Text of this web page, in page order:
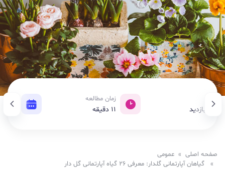
بازدید
زمان مطالعه
11 دقیقه
تاریخ
23 سپتامبر 2021
صفحه اصلی » عمومی
» گیاهان آپارتمانی گلدار: معرفی ۲۶ گیاه آپارتمانی گل دار